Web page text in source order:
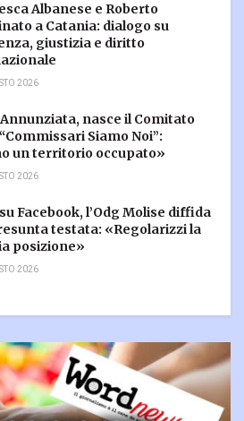
Albanese e Roberto
a Catania: dialogo su
giustizia e diritto
2026
nasce il Comitato
Siamo Noi”:
un territorio occupato»
2026
Facebook, l’Odg Molise diffida
testata: «Regolarizzi la
posizione»
2026